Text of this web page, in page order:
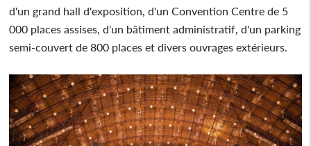
d'un grand hall d'exposition, d'un Convention Centre de 5
000 places assises, d'un bâtiment administratif, d'un parking
semi-couvert de 800 places et divers ouvrages extérieurs.